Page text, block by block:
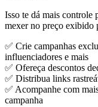
Isso te dá mais controle
mexer no preço exibido
✅ Crie campanhas
influenciadores e mais
✅ Ofereça descontos
✅ Distribua links
✅ Acompanhe com
campanha